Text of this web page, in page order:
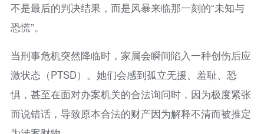
不是最后的判决结果，而是风暴来临那一刻的“未知与
恐慌”。
当刑事危机突然降临时，家属会瞬间陷入一种创伤后应
激状态（PTSD）。她们会感到孤立无援、羞耻、恐
惧，甚至在面对办案机关的合法询问时，因为极度紧张
而说错话，导致原本合法的财产因为解释不清而被推定